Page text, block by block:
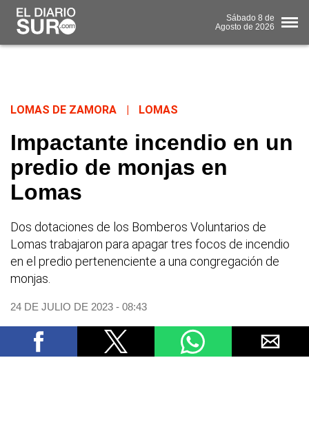
Sábado 8 de
Agosto de 2026
LOMAS DE ZAMORA LOMAS
Impactante incendio en un
predio de monjas en
Lomas
Dos dotaciones de los Bomberos Voluntarios de
Lomas trabajaron para apagar tres focos de incendio
en el predio pertenenciente a una congregación de
monjas.
24 DE JULIO DE 2023 - 08:43